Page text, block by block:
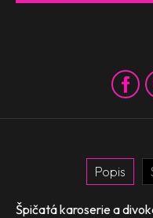
Popis
Špičatá karoserie a